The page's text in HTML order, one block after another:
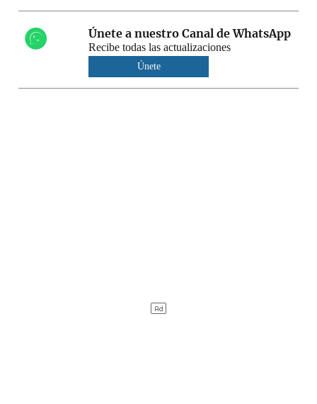
Únete a nuestro Canal de WhatsApp
Recibe todas las actualizaciones
Únete